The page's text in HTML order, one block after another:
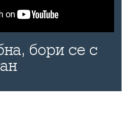
бори се с